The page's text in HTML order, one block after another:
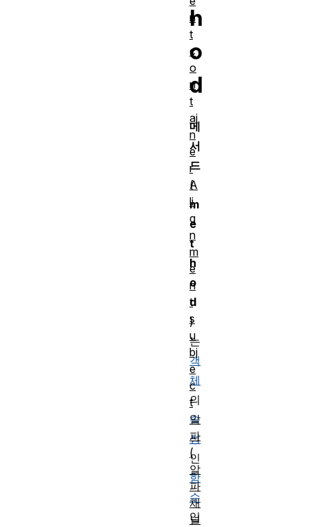
h
o
d
메
서
드
(
m
e
t
h
o
d
)
는
객
체
의
속
성
인
함
수
입
n
t
c
o
n
t
ai
n
e
r
A
li
g
n
m
e
n
t
s
u
bj
e
c
t
알
파
(
알
파
채
널